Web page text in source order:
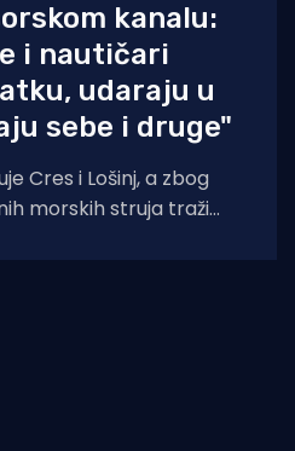
kanalu:
i nautičari
udaraju u
sebe i druge"
Cres i Lošinj, a zbog
morskih struja traži